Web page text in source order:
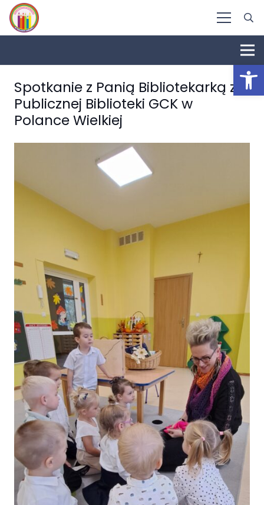
Spotkanie z Panią Bibliotekarką z
Publicznej Biblioteki GCK w
Polance Wielkiej